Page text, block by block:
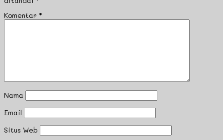
Komentar *
Nama
Email
Situs Web